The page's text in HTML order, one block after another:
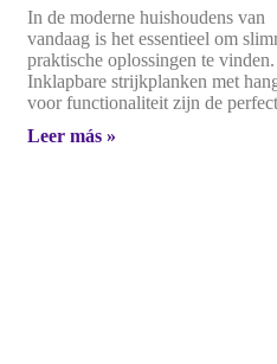
In de moderne huishoudens van
vandaag is het essentieel om
praktische oplossingen te vinden.
Inklapbare strijkplanken met
voor functionaliteit zijn de
Leer más »